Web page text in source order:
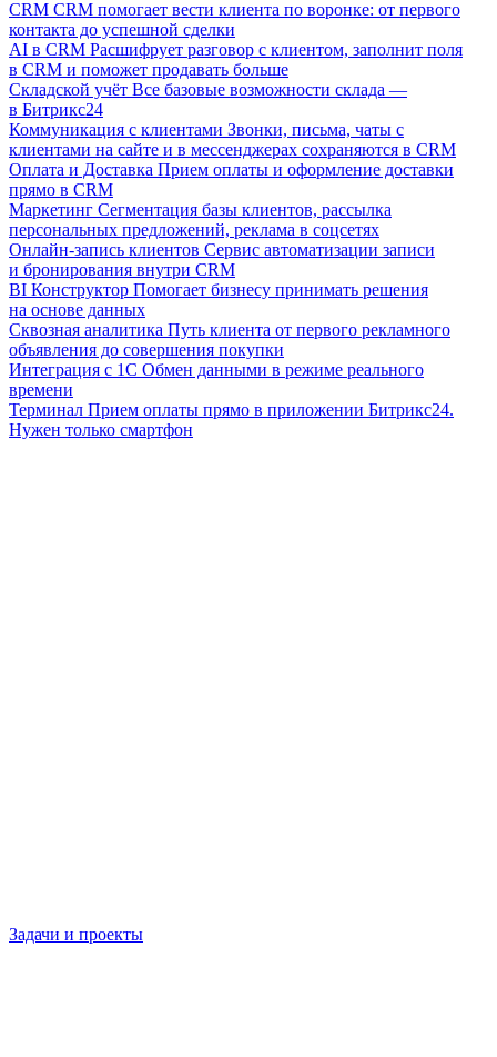
CRM CRM помогает вести клиента по воронке: от первого
контакта до успешной сделки
AI в CRM Расшифрует разговор с клиентом, заполнит поля
в CRM и поможет продавать больше
Складской учёт Все базовые возможности склада —
в Битрикс24
Коммуникация с клиентами Звонки, письма, чаты с
клиентами на сайте и в мессенджерах сохраняются в CRM
Оплата и Доставка Прием оплаты и оформление доставки
прямо в CRM
Маркетинг Сегментация базы клиентов, рассылка
персональных предложений, реклама в соцсетях
Онлайн-запись клиентов Сервис автоматизации записи
и бронирования внутри CRM
BI Конструктор Помогает бизнесу принимать решения
на основе данных
Сквозная аналитика Путь клиента от первого рекламного
объявления до совершения покупки
Интеграция с 1С Обмен данными в режиме реального
времени
Терминал Прием оплаты прямо в приложении Битрикс24.
Нужен только смартфон
Задачи и проекты